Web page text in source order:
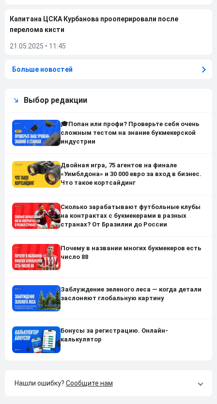
Капитана ЦСКА Курбанова прооперировали после
перелома кисти
21.05.2025 • 11:45
Больше новостей
Выбор редакции
🎓Попан или профи? Проверьте себя очень
сложным тестом на знание букмекерской
индустрии
Двойная игра, 75 агентов на финале
«Уимблдона» и 30 000 евро за вход в бизнес.
Что такое кортсайдинг
Сколько зарабатывают футбольные клубы
на контрактах с букмекерами в разных
странах? От Бразилии до России
Почему в названии многих букмекеров есть
число 88
Заблуждение зеленого леса — когда детали
заслоняют глобальную картину
Бонусы за регистрацию. Онлайн-
калькулятор
Нашли ошибку? Сообщите нам